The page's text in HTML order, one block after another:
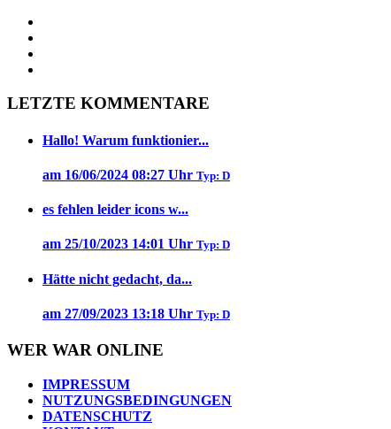
LETZTE KOMMENTARE
Hallo! Warum funktionier...
am 16/06/2024 08:27 Uhr Typ: D
es fehlen leider icons w...
am 25/10/2023 14:01 Uhr Typ: D
Hätte nicht gedacht, da...
am 27/09/2023 13:18 Uhr Typ: D
WER WAR ONLINE
IMPRESSUM
NUTZUNGSBEDINGUNGEN
DATENSCHUTZ